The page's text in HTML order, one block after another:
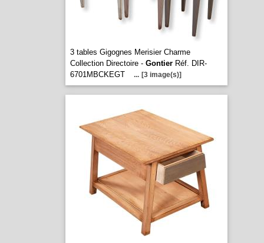
3 tables Gigognes Merisier Charme
Collection Directoire - GontierRéf. DIR-
6701MBCKEGT
... [3 image(s)]